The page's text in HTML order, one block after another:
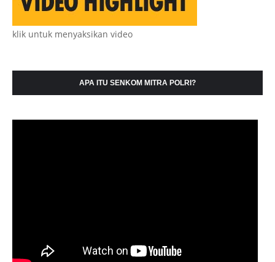
klik untuk menyaksikan video
APA ITU SENKOM MITRA POLRI?